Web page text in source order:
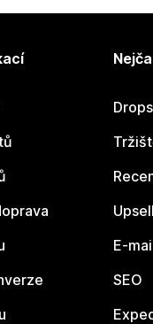
E-
SEO